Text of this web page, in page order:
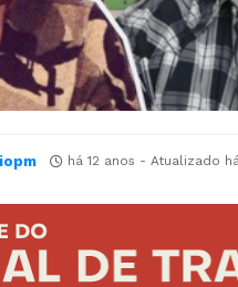
há 12 anos - Atualizado